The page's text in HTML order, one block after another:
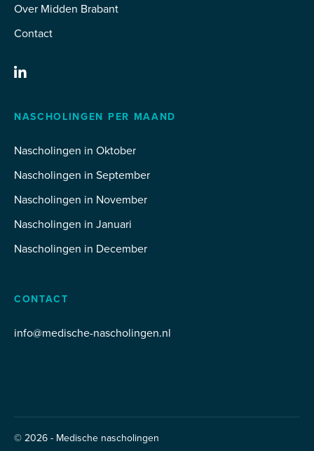
Over Midden Brabant
Contact
NASCHOLINGEN PER MAAND
Nascholingen in Oktober
Nascholingen in September
Nascholingen in November
Nascholingen in Januari
Nascholingen in December
CONTACT
info@medische-nascholingen.nl
© 2026 - Medische nascholingen